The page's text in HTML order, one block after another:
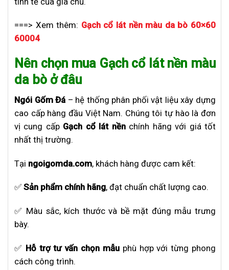
===> Xem thêm: Gạch cổ lát nền màu da bò 60×60
60004
Nên chọn mua Gạch cổ lát nền màu
da bò ở đâu
Ngói Gốm Đá – hệ thống phân phối vật liệu xây dựng
cao cấp hàng đầu Việt Nam. Chúng tôi tự hào là đơn
vị cung cấp Gạch cổ lát nềnchính hãng với giá tốt
nhất thị trường.
Tại ngoigomda.com, khách hàng được cam kết:
✅ Sản phẩm chính hãng, đạt chuẩn chất lượng cao.
✅ Màu sắc, kích thước và bề mặt đúng mẫu trưng
bày.
✅ Hỗ trợ tư vấn chọn mẫuphù hợp với từng phong
cách công trình.